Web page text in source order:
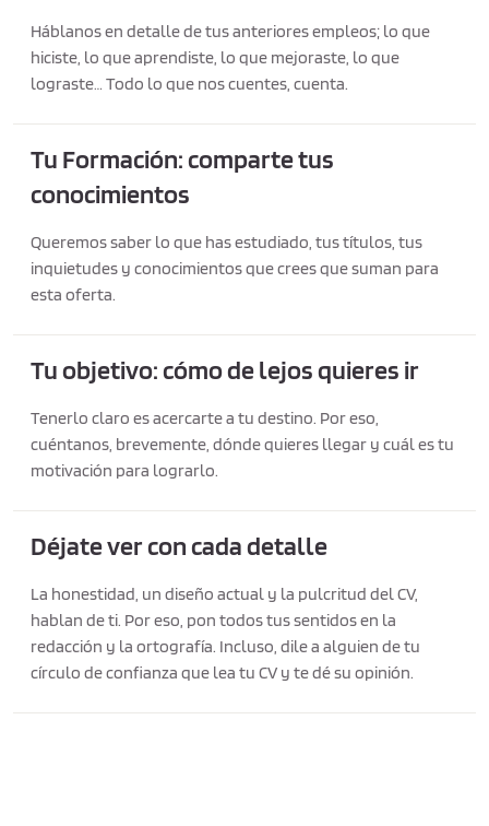
Háblanos en detalle de tus anteriores empleos; lo que
hiciste, lo que aprendiste, lo que mejoraste, lo que
lograste… Todo lo que nos cuentes, cuenta.
Tu Formación: comparte tus
conocimientos
Queremos saber lo que has estudiado, tus títulos, tus
inquietudes y conocimientos que crees que suman para
esta oferta.
Tu objetivo: cómo de lejos quieres ir
Tenerlo claro es acercarte a tu destino. Por eso,
cuéntanos, brevemente, dónde quieres llegar y cuál es tu
motivación para lograrlo.
Déjate ver con cada detalle
La honestidad, un diseño actual y la pulcritud del CV,
hablan de ti. Por eso, pon todos tus sentidos en la
redacción y la ortografía. Incluso, dile a alguien de tu
círculo de confianza que lea tu CV y te dé su opinión.